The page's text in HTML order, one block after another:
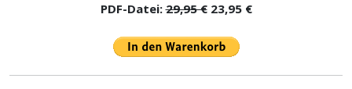
PDF-Datei:29,95 €23,95 €